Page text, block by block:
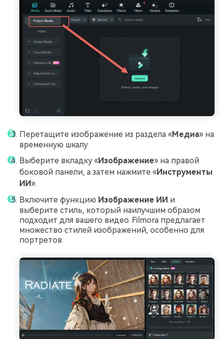
Перетащите изображение из раздела «Медиа» на
временную шкалу.
Выберите вкладку «Изображение» на правой
боковой панели, а затем нажмите «Инструменты
ИИ».
Включите функцию Изображение ИИ и
выберите стиль, который наилучшим образом
подходит для вашего видео. Filmora предлагает
множество стилей изображений, особенно для
портретов.